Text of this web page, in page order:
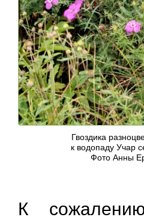
Гвоздика
к водопаду Учар
Фото Анны
К